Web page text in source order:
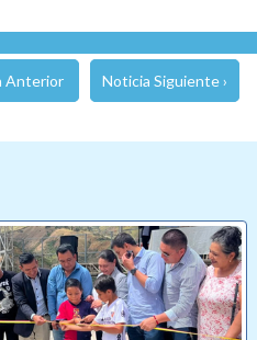
Anterior Noticia Siguiente ›